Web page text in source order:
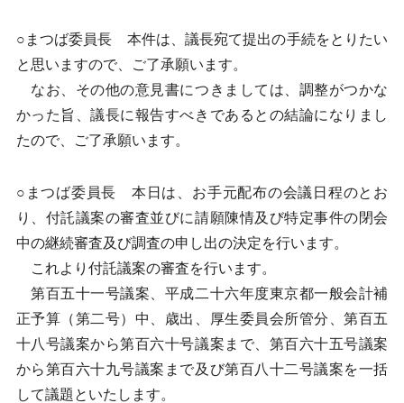
○まつば委員長 本件は、議長宛て提出の手続をとりたい
と思いますので、ご了承願います。
なお、その他の意見書につきましては、調整がつかな
かった旨、議長に報告すべきであるとの結論になりまし
たので、ご了承願います。
○まつば委員長 本日は、お手元配布の会議日程のとお
り、付託議案の審査並びに請願陳情及び特定事件の閉会
中の継続審査及び調査の申し出の決定を行います。
これより付託議案の審査を行います。
第百五十一号議案、平成二十六年度東京都一般会計補
正予算（第二号）中、歳出、厚生委員会所管分、第百五
十八号議案から第百六十号議案まで、第百六十五号議案
から第百六十九号議案まで及び第百八十二号議案を一括
して議題といたします。